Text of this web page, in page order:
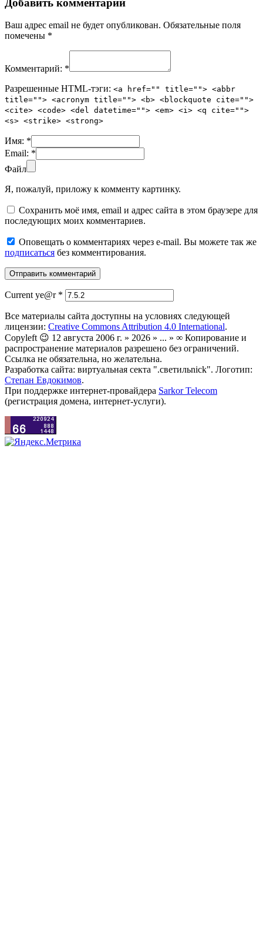
Ваш адрес email не будет опубликован. Обязательные поля
помечены *
Комментарий: *
Разрешенные HTML-тэги: <a href="" title=""> <abbr
title=""> <acronym title=""> <b> <blockquote cite="">
<cite> <code> <del datetime=""> <em> <i> <q cite="">
<s> <strike> <strong>
Имя: *
Email: *
Файл
Я, пожалуй, приложу к комменту картинку.
Сохранить моё имя, email и адрес сайта в этом браузере для
последующих моих комментариев.
Оповещать о комментариях через e-mail. Вы можете так же
подписаться без комментирования.
Current ye@r *
Все материалы сайта доступны на условиях следующей
лицензии: Creative Commons Attribution 4.0 International.
Copyleft 😉 12 августа 2006 г. » 2026 » ... » ∞ Копирование и
распространение материалов разрешено без ограничений.
Ссылка не обязательна, но желательна.
Разработка сайта: виртуальная секта ".светильnick". Логотип:
Степан Евдокимов.
При поддержке интернет-провайдера Sarkor Telecom
(регистрация домена, интернет-услуги).